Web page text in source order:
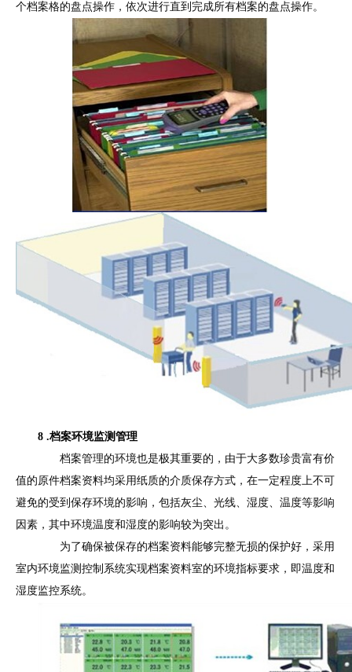
个档案格的盘点操作，依次进行直到完成所有档案的盘点操作。
8 .档案环境监测管理
档案管理的环境也是极其重要的，由于大多数珍贵富有价
值的原件档案资料均采用纸质的介质保存方式，在一定程度上不可
避免的受到保存环境的影响，包括灰尘、光线、湿度、温度等影响
因素，其中环境温度和湿度的影响较为突出。
为了确保被保存的档案资料能够完整无损的保护好，采用
室内环境监测控制系统实现档案资料室的环境指标要求，即温度和
湿度监控系统。